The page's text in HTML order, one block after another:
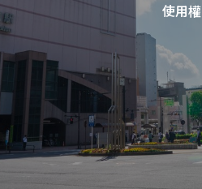
成人1人，房間1間
搜索
使用權